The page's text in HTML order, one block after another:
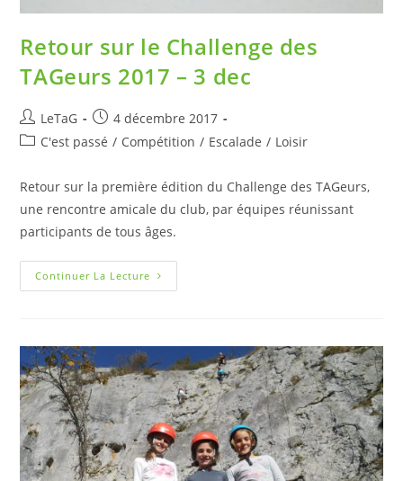
Retour sur le Challenge des
TAGeurs 2017 – 3 dec
LeTaG
4 décembre 2017
C'est passé / Compétition / Escalade / Loisir
Retour sur la première édition du Challenge des TAGeurs,
une rencontre amicale du club, par équipes réunissant
participants de tous âges.
Continuer La Lecture